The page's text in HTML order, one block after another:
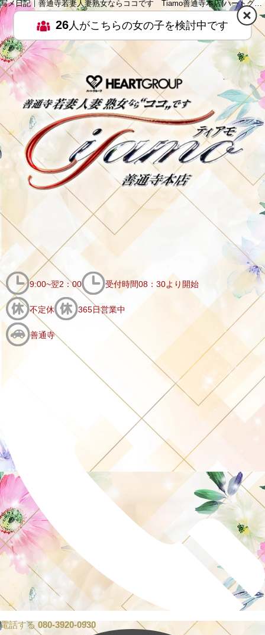
写メ日記｜善通寺若妻人妻熟女ならココです Tiamo善通寺本店(ハートグループ)
9:00~翌2：00 受付時間08：30より開始
不定休 365日営業中
善通寺
電話する 080-3920-0930
26人がこちらの女の子を検討中です